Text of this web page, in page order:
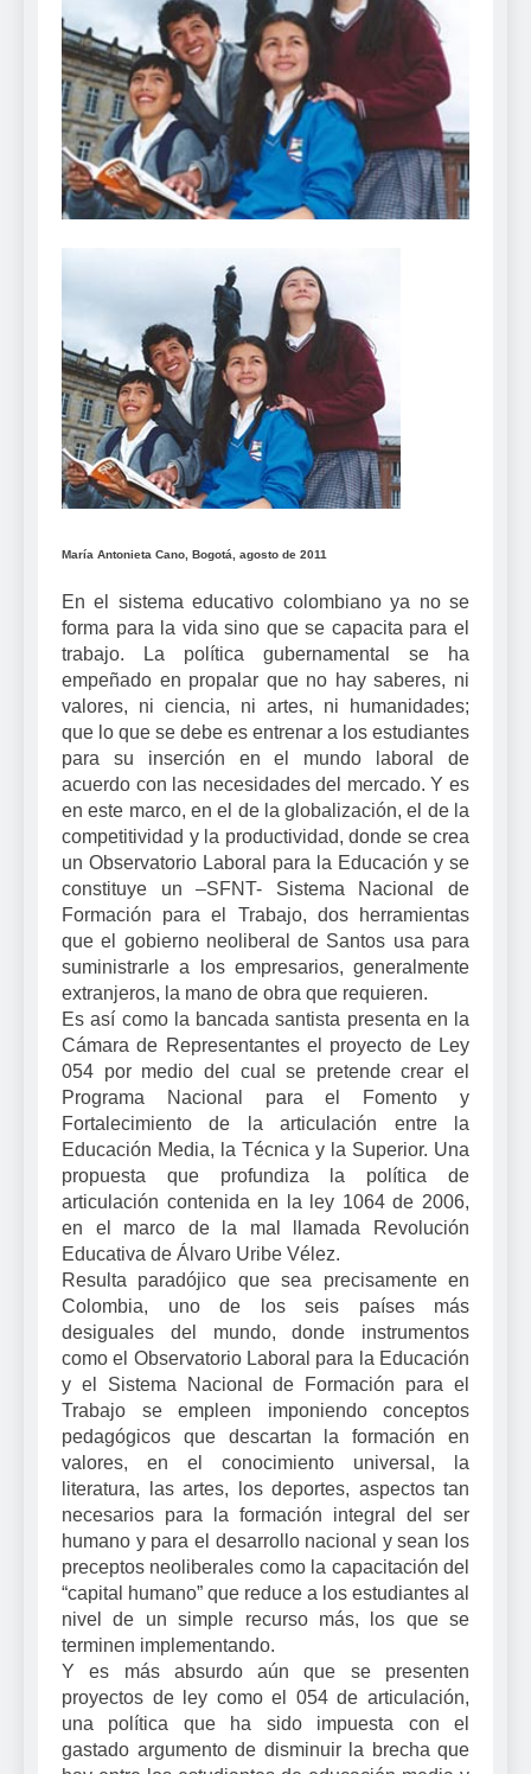
María Antonieta Cano, Bogotá, agosto de 2011
En el sistema educativo colombiano ya no se
forma para la vida sino que se capacita para el
trabajo. La política gubernamental se ha
empeñado en propalar que no hay saberes, ni
valores, ni ciencia, ni artes, ni humanidades;
que lo que se debe es entrenar a los estudiantes
para su inserción en el mundo laboral de
acuerdo con las necesidades del mercado. Y es
en este marco, en el de la globalización, el de la
competitividad y la productividad, donde se crea
un Observatorio Laboral para la Educación y se
constituye un –SFNT- Sistema Nacional de
Formación para el Trabajo, dos herramientas
que el gobierno neoliberal de Santos usa para
suministrarle a los empresarios, generalmente
extranjeros, la mano de obra que requieren.
Es así como la bancada santista presenta en la
Cámara de Representantes el proyecto de Ley
054 por medio del cual se pretende crear el
Programa Nacional para el Fomento y
Fortalecimiento de la articulación entre la
Educación Media, la Técnica y la Superior. Una
propuesta que profundiza la política de
articulación contenida en la ley 1064 de 2006,
en el marco de la mal llamada Revolución
Educativa de Álvaro Uribe Vélez.
Resulta paradójico que sea precisamente en
Colombia, uno de los seis países más
desiguales del mundo, donde instrumentos
como el Observatorio Laboral para la Educación
y el Sistema Nacional de Formación para el
Trabajo se empleen imponiendo conceptos
pedagógicos que descartan la formación en
valores, en el conocimiento universal, la
literatura, las artes, los deportes, aspectos tan
necesarios para la formación integral del ser
humano y para el desarrollo nacional y sean los
preceptos neoliberales como la capacitación del
“capital humano” que reduce a los estudiantes al
nivel de un simple recurso más, los que se
terminen implementando.
Y es más absurdo aún que se presenten
proyectos de ley como el 054 de articulación,
una política que ha sido impuesta con el
gastado argumento de disminuir la brecha que